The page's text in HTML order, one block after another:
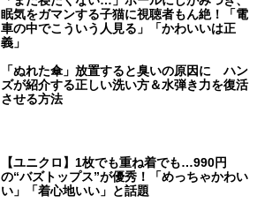
眠気をガマンする子猫に視聴者もん絶！「電
車の中でこういう人見る」「かわいいは正
義」
「ぬれた傘」放置すると臭いの原因に ハン
ズが紹介する正しい洗い方＆水弾き力を復活
させる方法
【ユニクロ】1枚でも重ね着でも…990円
の“バズトップス”が優秀！「めっちゃかわい
い」「着心地いい」と話題